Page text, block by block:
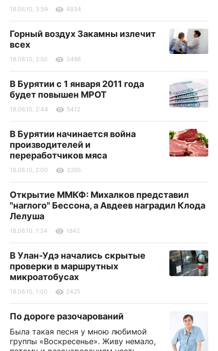
18.06.10, 3:59 4834
Горный воздух Закамны излечит
всех
18.06.10, 2:50 3498
В Бурятии с 1 января 2011 года
будет повышен МРОТ
18.06.10, 2:44 5412
В Бурятии начинается война
производителей и
переработчиков мяса
18.06.10, 2:00 3265
Открытие ММКФ: Михалков представил
"наглого" Бессона, а Авдеев наградил Клода
Лелуша
18.06.10, 1:34 1842
В Улан-Удэ начались скрытые
проверки в маршрутных
микроатобусах
18.06.10, 1:00 2425
По дороге разочарований
Была такая песня у мною любимой
группы «Воскресенье». Живу немало,